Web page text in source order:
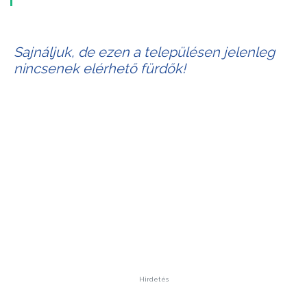
Sajnáljuk, de ezen a településen jelenleg
nincsenek elérhető fürdők!
Hirdetés